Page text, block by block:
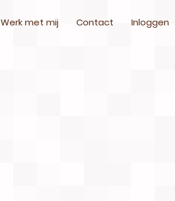
Werk met mij Contact Inloggen